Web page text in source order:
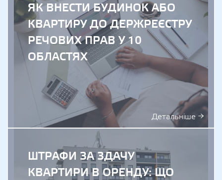
ЯК ВНЕСТИ БУДИНОК АБО
КВАРТИРУ ДО ДЕРЖРЕЄСТРУ
РЕЧОВИХ ПРАВ У 10
ОБЛАСТЯХ
Детальніше →
ШТРАФИ ЗА ЗДАЧУ
КВАРТИРИ В ОРЕНДУ: ЩО